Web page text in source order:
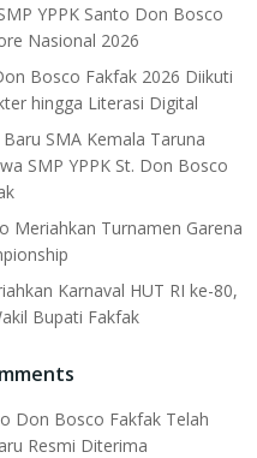
YPPK Santo Don Bosco
Nasional 2026
Bosco Fakfak 2026 Diikuti
hingga Literasi Digital
SMA Kemala Taruna
SMP YPPK St. Don Bosco
Meriahkan Turnamen Garena
Karnaval HUT RI ke-80,
Bupati Fakfak
Don Bosco Fakfak Telah
Resmi Diterima